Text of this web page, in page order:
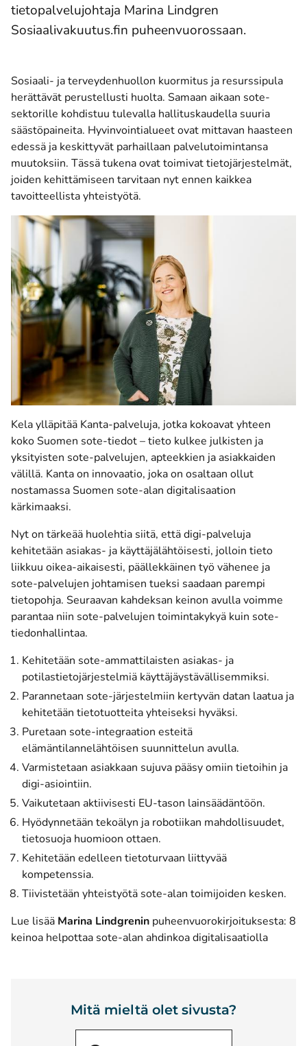
tietopalvelujohtaja Marina Lindgren
Sosiaalivakuutus.fin puheenvuorossaan.
Sosiaali- ja terveydenhuollon kuormitus ja resurssipula
herättävät perustellusti huolta. Samaan aikaan sote-
sektorille kohdistuu tulevalla hallituskaudella suuria
säästöpaineita. Hyvinvointialueet ovat mittavan haasteen
edessä ja keskittyvät parhaillaan palvelutoimintansa
muutoksiin. Tässä tukena ovat toimivat tietojärjestelmät,
joiden kehittämiseen tarvitaan nyt ennen kaikkea
tavoitteellista yhteistyötä.
Kela ylläpitää Kanta-palveluja, jotka kokoavat yhteen
koko Suomen sote-tiedot – tieto kulkee julkisten ja
yksityisten sote-palvelujen, apteekkien ja asiakkaiden
välillä. Kanta on innovaatio, joka on osaltaan ollut
nostamassa Suomen sote-alan digitalisaation
kärkimaaksi.
Nyt on tärkeää huolehtia siitä, että digi-palveluja
kehitetään asiakas- ja käyttäjälähtöisesti, jolloin tieto
liikkuu oikea-aikaisesti, päällekkäinen työ vähenee ja
sote-palvelujen johtamisen tueksi saadaan parempi
tietopohja. Seuraavan kahdeksan keinon avulla voimme
parantaa niin sote-palvelujen toimintakykyä kuin sote-
tiedonhallintaa.
Kehitetään sote-ammattilaisten asiakas- ja
potilastietojärjestelmiä käyttäjäystävällisemmiksi.
Parannetaan sote-järjestelmiin kertyvän datan laatua ja
kehitetään tietotuotteita yhteiseksi hyväksi.
Puretaan sote-integraation esteitä
elämäntilannelähtöisen suunnittelun avulla.
Varmistetaan asiakkaan sujuva pääsy omiin tietoihin ja
digi-asiointiin.
Vaikutetaan aktiivisesti EU-tason lainsäädäntöön.
Hyödynnetään tekoälyn ja robotiikan mahdollisuudet,
tietosuoja huomioon ottaen.
Kehitetään edelleen tietoturvaan liittyvää
kompetenssia.
Tiivistetään yhteistyötä sote-alan toimijoiden kesken.
Lue lisää Marina Lindgrenin puheenvuorokirjoituksesta: 8
keinoa helpottaa sote-alan ahdinkoa digitalisaatiolla
Mitä mieltä olet sivusta?